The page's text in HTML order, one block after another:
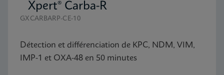
Xpert® Carba-R
GXCARBARP-CE-10
Détection et différenciation de KPC, NDM, VIM,
IMP-1 et OXA-48 en 50 minutes